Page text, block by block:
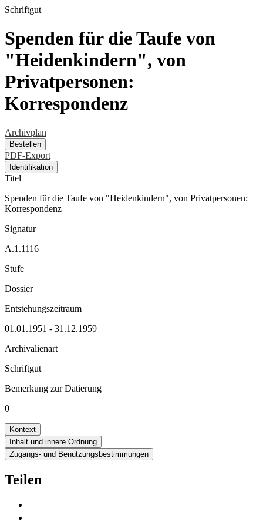
Schriftgut
Spenden für die Taufe von
"Heidenkindern", von
Privatpersonen:
Korrespondenz
Archivplan
Bestellen
PDF-Export
Identifikation
Titel
Spenden für die Taufe von "Heidenkindern", von Privatpersonen:
Korrespondenz
Signatur
A.1.1116
Stufe
Dossier
Entstehungszeitraum
01.01.1951 - 31.12.1959
Archivalienart
Schriftgut
Bemerkung zur Datierung
0
Kontext
Inhalt und innere Ordnung
Zugangs- und Benutzungsbestimmungen
Teilen